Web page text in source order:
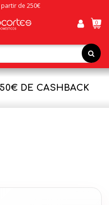
de 250€
0
DE CASHBACK